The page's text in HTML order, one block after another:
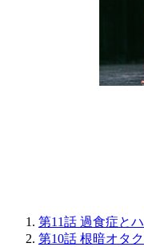
第11話 過食症と
第10話 根暗オタ